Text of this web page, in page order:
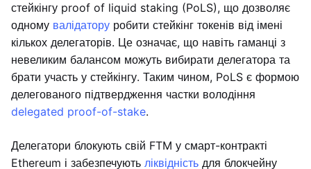
стейкінгу proof of liquid staking (PoLS), що дозволяє
одному валідатору робити стейкінг токенів від імені
кількох делегаторів. Це означає, що навіть гаманці з
невеликим балансом можуть вибирати делегатора та
брати участь у стейкінгу. Таким чином, PoLS є формою
делегованого підтвердження частки володіння
delegated proof-of-stake.
Делегатори блокують свій FTM у смарт-контракті
Ethereum і забезпечують ліквідність для блокчейну